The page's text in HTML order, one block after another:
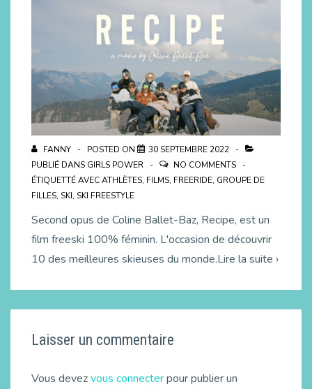
FANNY POSTED ON
30 SEPTEMBRE 2022
PUBLIÉ DANS GIRLS POWER
NO COMMENTS
ÉTIQUETTÉ AVECATHLÈTES, FILMS, FREERIDE, GROUPE DE
FILLES, SKI, SKI FREESTYLE
Second opus de Coline Ballet-Baz, Recipe, est un
film freeski 100% féminin. L'occasion de découvrir
10 des meilleures skieuses du monde.Lire la suite ›
Laisser un commentaire
Vous devezvous connecterpour publier un